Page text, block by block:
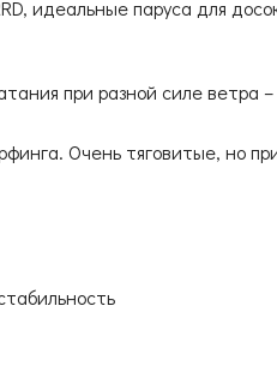
идеальные паруса для
при разной силе ветра
Очень тяговитые, но